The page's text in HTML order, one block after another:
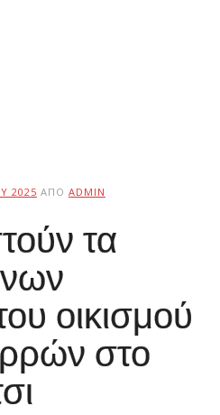
2025 ΑΠΌ ADMIN
τα
οικισμού
στο